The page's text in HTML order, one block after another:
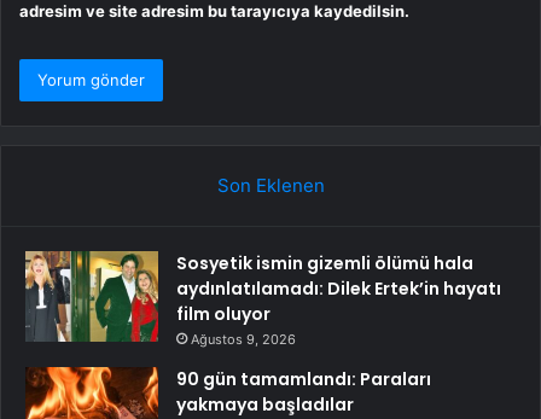
adresim ve site adresim bu tarayıcıya kaydedilsin.
Son Eklenen
Sosyetik ismin gizemli ölümü hala
aydınlatılamadı: Dilek Ertek’in hayatı
film oluyor
Ağustos 9, 2026
90 gün tamamlandı: Paraları
yakmaya başladılar